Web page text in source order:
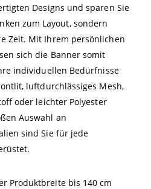
Designs und sparen Sie
zum Layout, sondern
Zeit. Mit Ihrem persönlichen
sich die Banner somit
individuellen Bedürfnisse
luftdurchlässiges Mesh,
oder leichter Polyester
Auswahl an
sind Sie für jede
Produktbreite bis 140 cm